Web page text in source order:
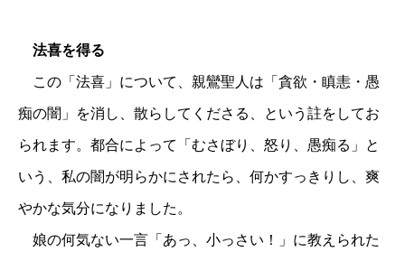
法喜を得る
この「法喜」について、親鸞聖人は「貪欲・瞋恚・愚
痴の闇」を消し、散らしてくださる、という註をしてお
られます。都合によって「むさぼり、怒り、愚痴る」と
いう、私の闇が明らかにされたら、何かすっきりし、爽
やかな気分になりました。
娘の何気ない一言「あっ、小っさい！」に教えられた